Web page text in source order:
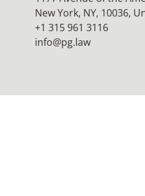
New York, NY, 10036,
+1 315 961 3116
info@pg.law